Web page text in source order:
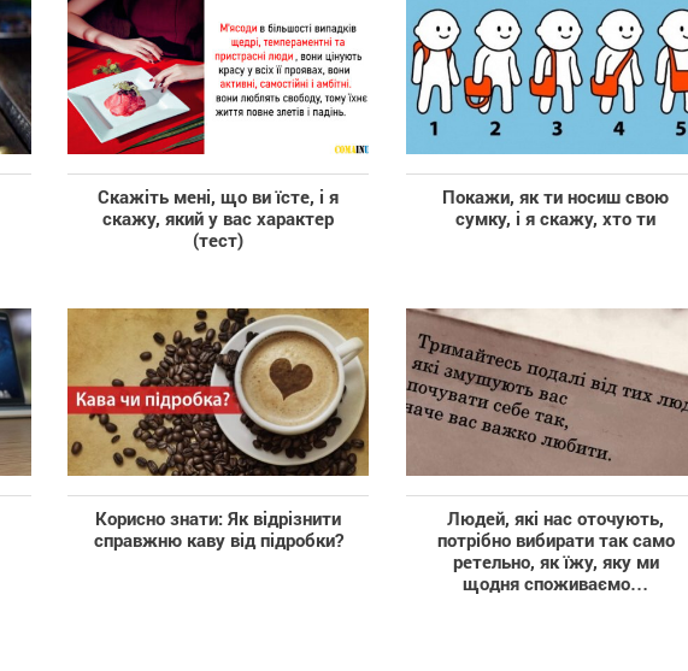
Скажіть мені, що ви їсте, і я
скажу, який у вас характер
(тест)
Покажи, як ти носиш свою
сумку, і я скажу, хто ти
Корисно знати: Як відрізнити
справжню каву від підробки?
Людей, які нас оточують,
потрібно вибирати так само
ретельно, як їжу, яку ми
щодня споживаємо…